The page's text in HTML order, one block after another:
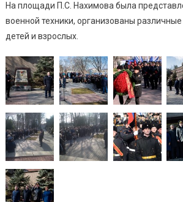
На площади П.С. Нахимова была
военной техники, организованы
детей и взрослых.